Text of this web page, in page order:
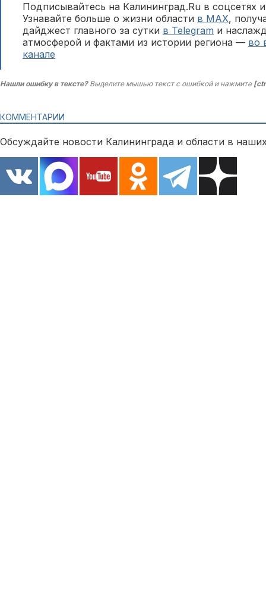
Подписывайтесь на Калининград.Ru в соцсетях
Узнавайте больше о жизни области в MAX,
дайджест главного за сутки в Telegram и
атмосферой и фактами из истории региона — во
канале
Нашли ошибку в тексте?Выделите мышью текст с ошибкой и нажмите
КОММЕНТАРИИ
Обсуждайте новости Калининграда и области в